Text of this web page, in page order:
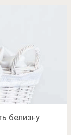
белизну